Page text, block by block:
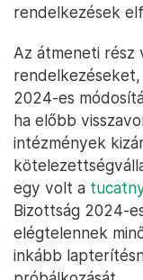
rendelkezések
Az átmeneti
2024-es
ha előbb
intézmények
egy volt a
Bizottság 2024-
elégtelennek
inkább